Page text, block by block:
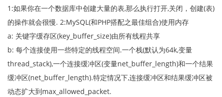
1:如果你在一个数据库中创建大量的表,那么执行打开,关闭，创建(表)
的操作就会很慢. 2:MySQL(和PHP搭配之最佳组合)使用内存
a: 关键字缓存区(key_buffer_size)由所有线程共享
b: 每个连接使用一些特定的线程空间.一个栈(默认为64k,变量
thread_stack),一个连接缓冲区(变量net_buffer_length)和一个结果
缓冲区(net_buffer_length).特定情况下,连接缓冲区和结果缓冲区被
动态扩大到max_allowed_packet.